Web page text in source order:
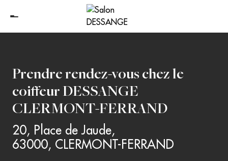
Prendre rendez-vous chez le
coiffeur DESSANGE
CLERMONT-FERRAND
20, Place de Jaude,
63000, CLERMONT-FERRAND